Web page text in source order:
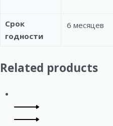
Срок
годности
6 месяцев
Related products